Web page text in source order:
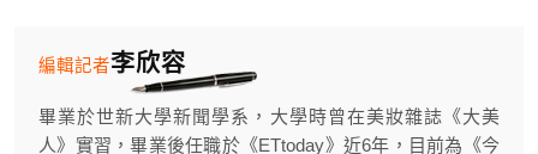
李欣容
編輯記者
畢業於世新大學新聞學系，大學時曾在美妝雜誌《大美
人》實習，畢業後任職於《ETtoday》近6年，目前為《今